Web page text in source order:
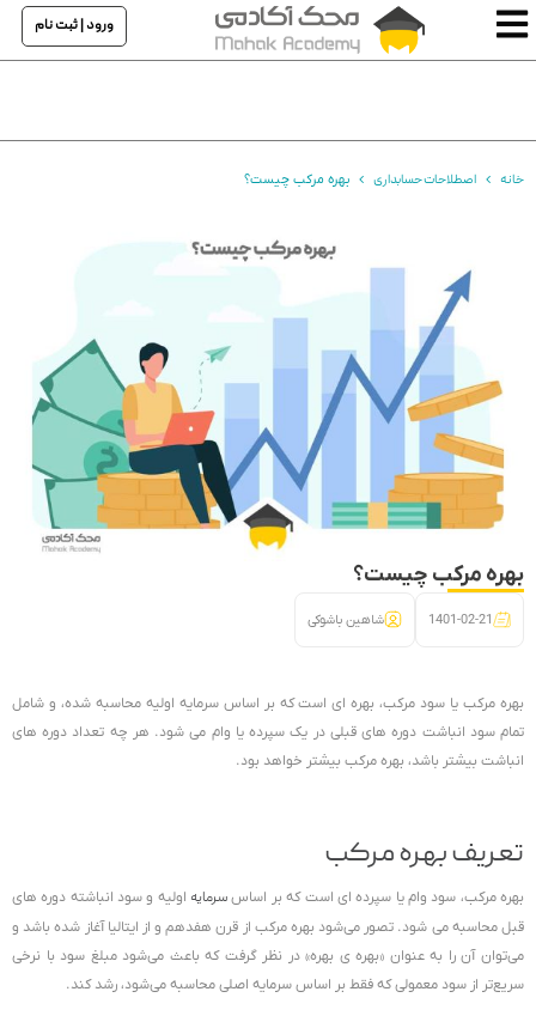
ورود | ثبت نام
خانه اصطلاحات حسابداری بهره مرکب چیست؟
بهره مرکب چیست؟
1401-02-21 شاهین باشوکی
بهره مرکب یا سود مرکب، بهره ای است که بر اساس سرمایه اولیه محاسبه شده، و شامل
تمام سود انباشت دوره های قبلی در یک سپرده یا وام می شود. هر چه تعداد دوره های
انباشت بیشتر باشد، بهره مرکب بیشتر خواهد بود.
تعریف بهره مرکب
بهره مرکب، سود وام یا سپرده ای است که بر اساسسرمایه اولیه و سود انباشته دوره های
قبل محاسبه می شود. تصور می‌شود بهره مرکب از قرن هفدهم و از ایتالیا آغاز شده باشد و
می‌توان آن را به عنوان «بهره ی بهره» در نظر گرفت که باعث می‌شود مبلغ سود با نرخی
سریع‌تر از سود معمولی که فقط بر اساس سرمایه اصلی محاسبه می‌شود، رشد کند.